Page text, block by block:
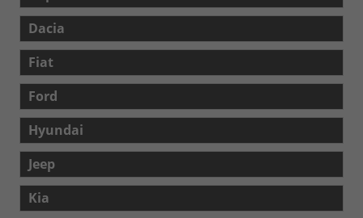
Dacia
Fiat
Ford
Hyundai
Jeep
Kia